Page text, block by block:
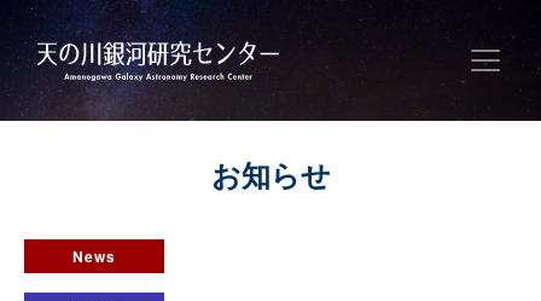
お知らせ
News